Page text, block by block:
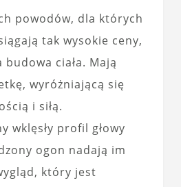
powodów, dla których
tak wysokie ceny,
budowa ciała. Mają
wyróżniającą się
i siłą.
wklęsły profil głowy
ogon nadają im
który jest